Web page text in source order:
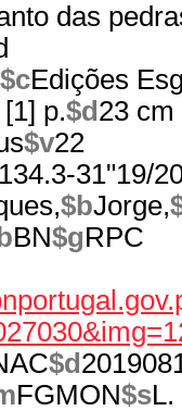
das
$cEdições
p.$d 23 cm
$v22
31"19/
$bJorge,
BN$gRPC
$d
FGMON$sL.